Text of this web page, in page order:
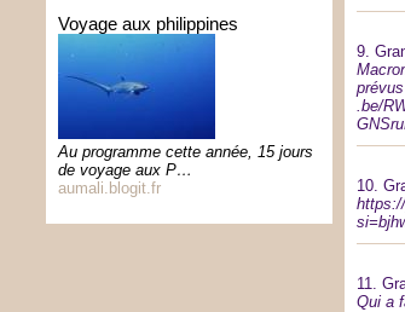
voyage aux philippines
Au programme cette année, 15 jours
de voyage aux P…
aumali.blogit.fr
9.
.be/
10.
11.
Qui a